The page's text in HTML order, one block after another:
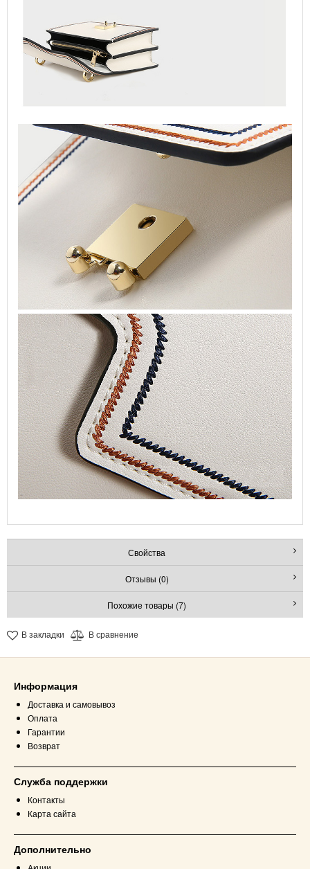
Свойства
Отзывы (0)
Похожие товары (7)
В закладки В сравнение
Информация
Доставка и самовывоз
Оплата
Гарантии
Возврат
Служба поддержки
Контакты
Карта сайта
Дополнительно